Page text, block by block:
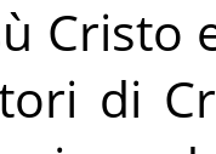
Cristo
di